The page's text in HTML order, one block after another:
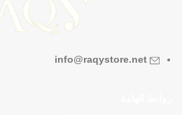
info@raqystore.net